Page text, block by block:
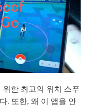
한 최고의 위치 스푸
. 또한, 왜 이 앱을 안